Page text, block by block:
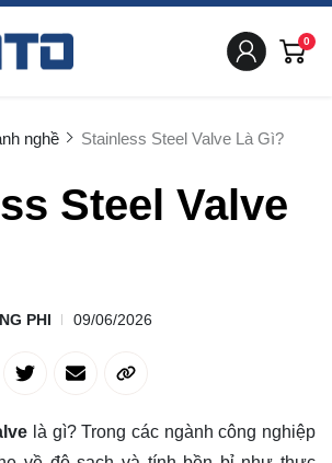
0
nghề Stainless Steel Valve Là Gì?
Steel Valve
PHI 09/06/2026
là gì? Trong các ngành công nghiệp